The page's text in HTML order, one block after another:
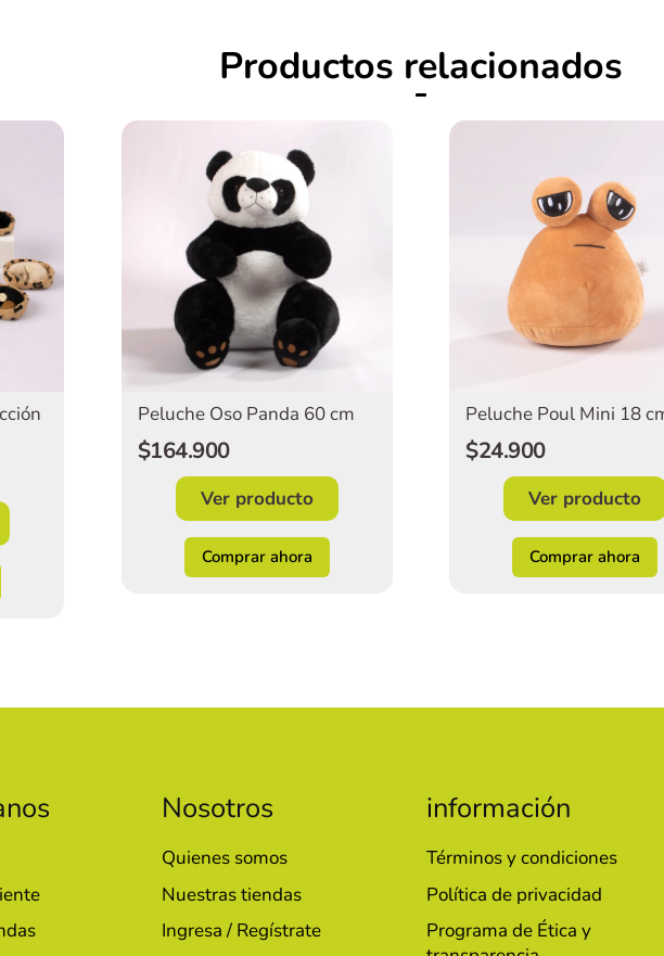
Productos relacionados
Peluche Oso Panda 60 cm
$164.900
Ver producto
Comprar ahora
Peluche Poul Mini 18
$24.900
Ver producto
Comprar ahora
Nosotros
Quienes somos
Nuestras tiendas
Ingresa / Regístrate
información
Términos y condiciones
Política de privacidad
Programa de Ética y